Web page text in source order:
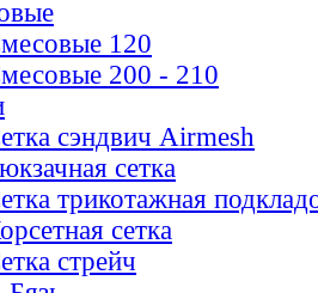
120
200 - 210
сэндвич Airmesh
сетка
трикотажная
сетка
стрейч